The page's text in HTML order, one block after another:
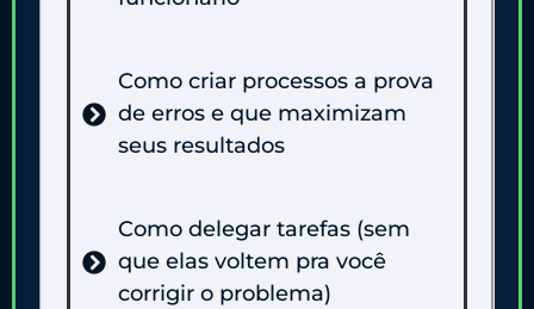
Como criar processos a prova
de erros e que maximizam
seus resultados
Como delegar tarefas (sem
que elas voltem pra você
corrigir o problema)